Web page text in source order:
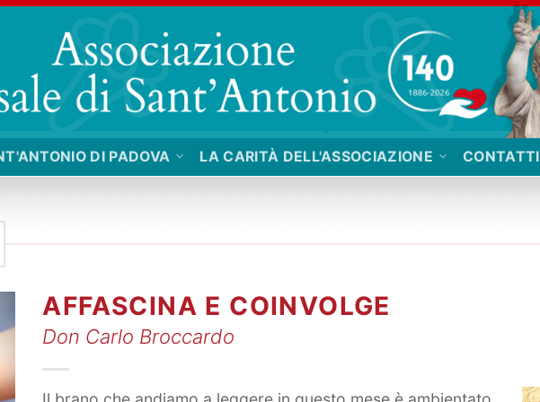
DI PADOVA LA CARITÀ DELL'ASSOCIAZIONE CONTATTI
AFFASCINA E COINVOLGE
Don Carlo Broccardo